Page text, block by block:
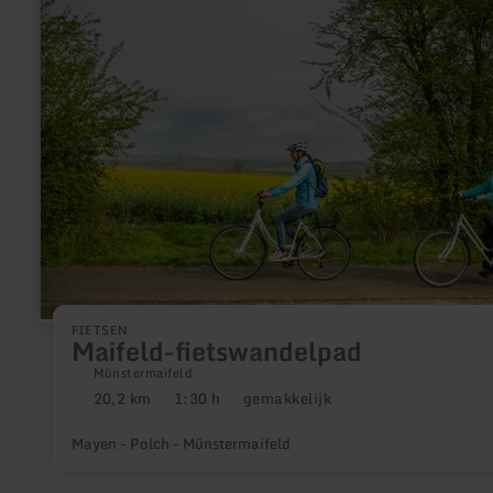
FIETSEN
Maifeld-fietswandelpad
Münstermaifeld
Afstand:
20,2 km Duur:
1:30 h Moeilijkheidsgraad:
gemakkelijk
Mayen - Polch - Münstermaifeld
over:
Maifeld-
fietswandelpad